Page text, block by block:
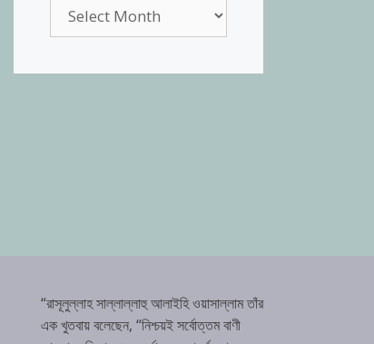
“রাসূলুল্লাহ সাল্লাল্লাহু আলাইহি ওয়াসাল্লাম তাঁর
এক খুতবায় বলেছেন, “নিশ্চয়ই সর্বোত্তম বাণী